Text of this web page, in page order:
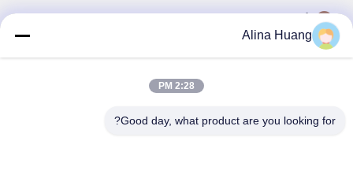
86-757-85803392
sales@yongtaisaw.com
Alina Huang
2:28 PM
Good day, what product are you looking for?